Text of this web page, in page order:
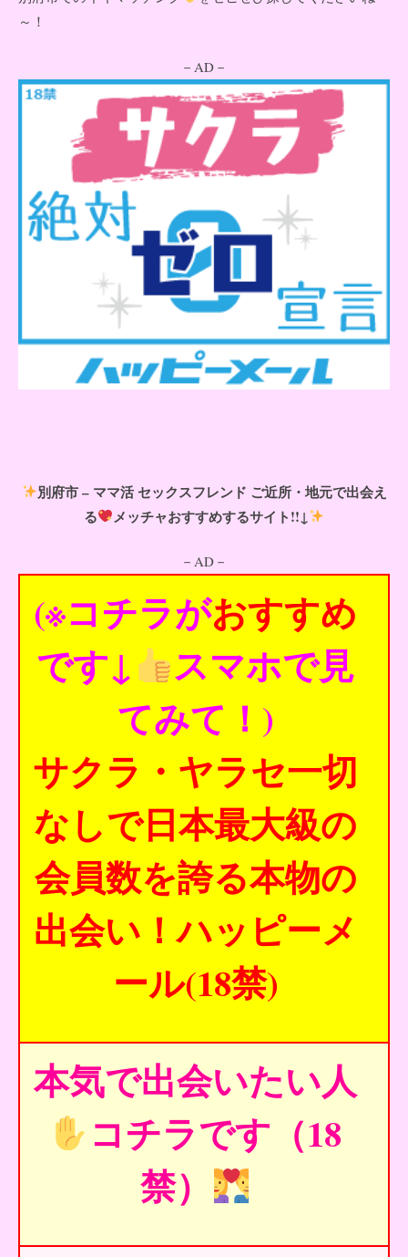
～！
－AD－
別府市 – ママ活 セックスフレンド ご近所・地元で出会え
る
メッチャおすすめするサイト!!↓
－AD－
(※コチラがおすすめ
です↓
スマホで見
てみて！)
サクラ・ヤラセ一切
なしで日本最大級の
会員数を誇る本物の
出会い！ハッピーメ
ール(18禁)
本気で出会いたい人
コチラです（18
禁）